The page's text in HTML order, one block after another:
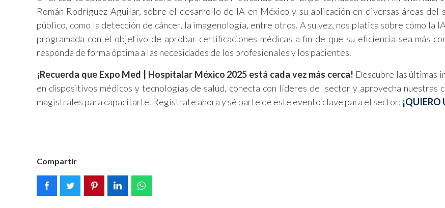
Román Rodríguez Aguilar, sobre el desarrollo de IA en México y su aplicación en diversas áreas del
público, como la detección de cáncer, la imagenología, entre otros. A su vez, nos platica sobre cómo la
programada con el objetivo de aprobar certificaciones médicas a fin de que su eficiencia sea más
responda de forma óptima a las necesidades de los profesionales y los pacientes.
¡Recuerda que Expo Med | Hospitalar México 2025 está cada vez más cerca! Descubre las últimas
en dispositivos médicos y tecnologías de salud, conecta con líderes del sector y aprovecha nuestras
magistrales para capacitarte. Regístrate ahora y sé parte de este evento clave para el sector: ¡QUIERO
Compartir